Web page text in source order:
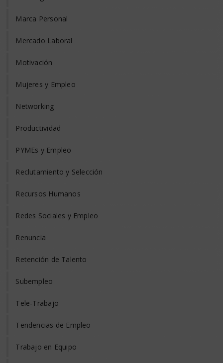
Marca Personal
Mercado Laboral
Motivación
Mujeres y Empleo
Networking
Productividad
PYMEs y Empleo
Reclutamiento y Selección
Recursos Humanos
Redes Sociales y Empleo
Renuncia
Retención de Talento
Subempleo
Tele-Trabajo
Tendencias de Empleo
Trabajo en Equipo